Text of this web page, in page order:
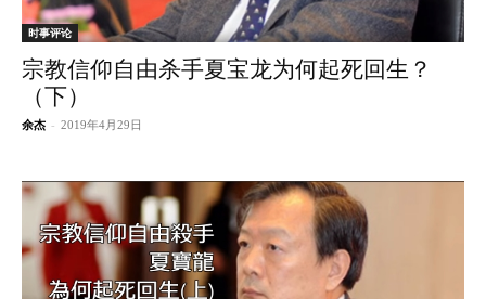
时事评论
宗教信仰自由杀手夏宝龙为何起死回生？
（下）
余杰 - 2019年4月29日